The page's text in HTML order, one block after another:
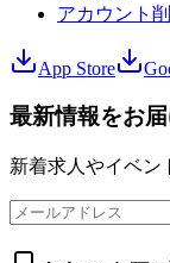
アカウント
App Store
最新情報をお
新着求人やイベン